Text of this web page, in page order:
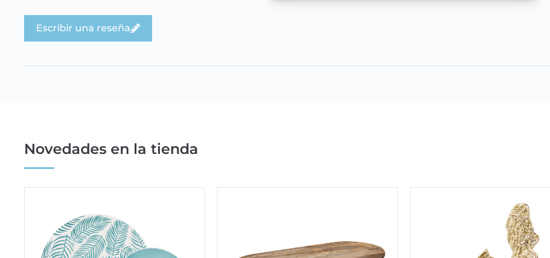
Escribir una reseña
Novedades en la tienda